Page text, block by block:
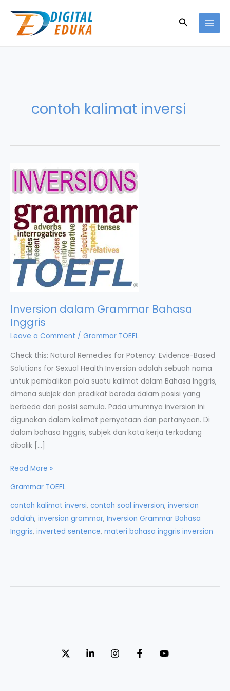
content
Search
contoh kalimat inversi
Inversion dalam Grammar Bahasa
Inggris
Leave a Comment / Grammar TOEFL
Check this: Natural Remedies for Potency: Evidence-Based
Solutions for Sexual Health Inversion adalah sebuah nama
untuk pembalikan pola suatu kalimat dalam Bahasa Inggris,
dimana subjek dan predikat berada dalam posisi yang
berbeda dari posisi semula. Pada umumnya inversion ini
digunakan dalam kalimat pernyataan dan pertanyaan. Di
dalam bahasa Inggris, subjek dan kata kerja terkadang
dibalik […]
Inversion
Bahasa
Inggris
Read More »
Grammar TOEFL
contoh kalimat inversi, contoh soal inversion, inversion
adalah, inversion grammar, Inversion Grammar Bahasa
Inggris, inverted sentence, materi bahasa inggris inversion